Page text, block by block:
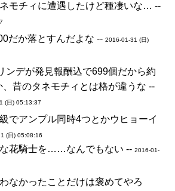
モチィに遭遇したけど種凄いな… --
だか落とすんだよな -- 2016-01-31 (日)
ンデが発見報酬込で699個だから約
、昔のタネモチィとは格が違うな --
(日) 05:13:37
でアンプル同時4つとかウヒョーイ
(日) 05:08:16
花騎士を……なんでもない -- 2016-01-
なかったことだけは褒めてやろ